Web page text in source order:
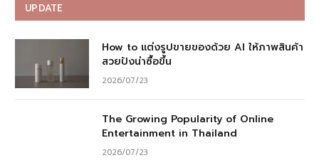
UPDATE
How to แต่งรูปขายของด้วย AI ให้ภาพสินค้า
สวยปังน่าซื้อขึ้น
2026/07/23
The Growing Popularity of Online
Entertainment in Thailand
2026/07/23